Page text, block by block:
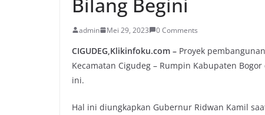
admin Mei 29, 2023 0 Comments
CIGUDEG,Klikinfoku.com – Proyek
Kecamatan Cigudeg – Rumpin Kabupaten
ini.
Hal ini diungkapkan Gubernur Ridwan Kamil